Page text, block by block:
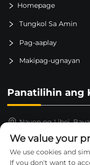
Homepage
Tungkol Sa Amin
Pag-aaplay
Makipag-ugnayan
Panatilihin ang
Nayon ng Libei,
15325652000
We value your
We use cookies and
If you don't want to